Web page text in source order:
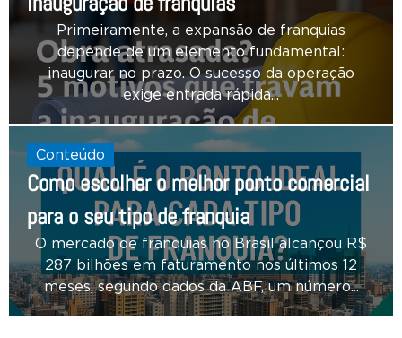
Primeiramente, a expansão de franquias
depende de um elemento fundamental:
inaugurar no prazo. O sucesso da operação
exige entrada rápida...
Conteúdo
Como escolher o melhor ponto comercial
para o seu tipo de franquia
O mercado de franquias no Brasil alcançou R$
287 bilhões em faturamento nos últimos 12
meses, segundo dados da ABF, um número...